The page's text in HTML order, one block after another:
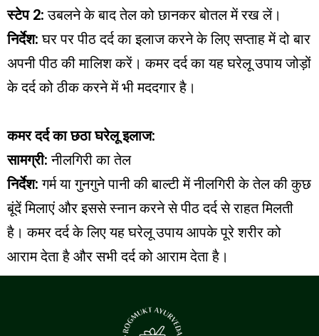
स्टेप 2: उबलने के बाद तेल को छानकर बोतल में रख लें।
निर्देश: घर पर पीठ दर्द का इलाज करने के लिए सप्ताह में दो बार
अपनी पीठ की मालिश करें। कमर दर्द का यह घरेलू उपाय जोड़ों
के दर्द को ठीक करने में भी मददगार है।
कमर दर्द का छठा घरेलू इलाज:
सामग्री: नीलगिरी का तेल
निर्देश: गर्म या गुनगुने पानी की बाल्टी में नीलगिरी के तेल की कुछ
बूंदें मिलाएं और इससे स्नान करने से पीठ दर्द से राहत मिलती
है। कमर दर्द के लिए यह घरेलू उपाय आपके पूरे शरीर को
आराम देता है और सभी दर्द को आराम देता है।